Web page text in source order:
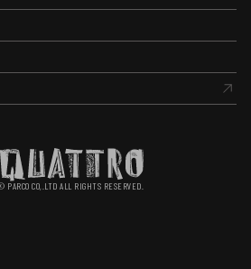
PARCO CO,.LTD ALL RIGHTS RESERVED.